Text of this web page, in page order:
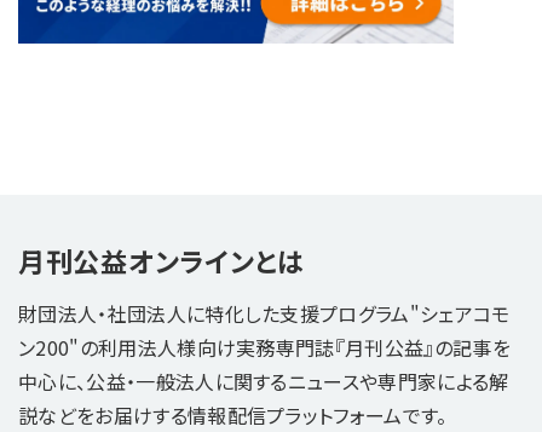
月刊公益オンラインとは
財団法人・社団法人に特化した支援プログラム"シェアコモ
ン200"の利用法人様向け実務専門誌『月刊公益』の記事を
中心に、公益・一般法人に関するニュースや専門家による解
説などをお届けする情報配信プラットフォームです。